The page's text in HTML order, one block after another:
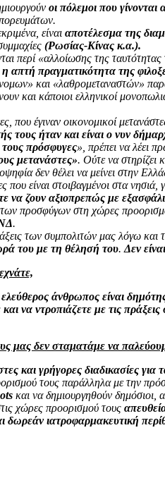
οι πόλεμοι που γίνονται
είναι αποτέλεσμα της
(Ρωσίας-Κίνας κ.α.).
περί «αλλοίωσης της
απτή πραγματικότητα της
και «λαθρομεταναστών»
και κάποιοι ελληνικοί
που έγιναν οικονομικοί
τους ήταν και είναι ο νυν
πρόσφυγες», πρέπει να λέει
μετανάστες». Ούτε να στηρίζει
δεν θέλει να μείνει στην
που είναι στοιβαγμένοι στα
να ζουν αξιοπρεπώς με
προσφύγων στη χώρες
.
των συμπολιτών μας λόγω
του με τη θέλησή του. Δεν
άνθρωπος είναι
να ντροπιάζετε με τις
μας δεν σταματάμε να
και γρήγορες διαδικασίες
τους παράλληλα με την
και να δημιουργηθούν δημόσιοι,
χώρες προορισμού τους
δωρεάν ιατροφαρμακευτική